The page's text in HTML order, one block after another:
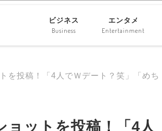
ビジネス
Business
エンタメ
Entertainment
を投稿！「4人でＷデート？笑」「めち
ットを投稿！「4人